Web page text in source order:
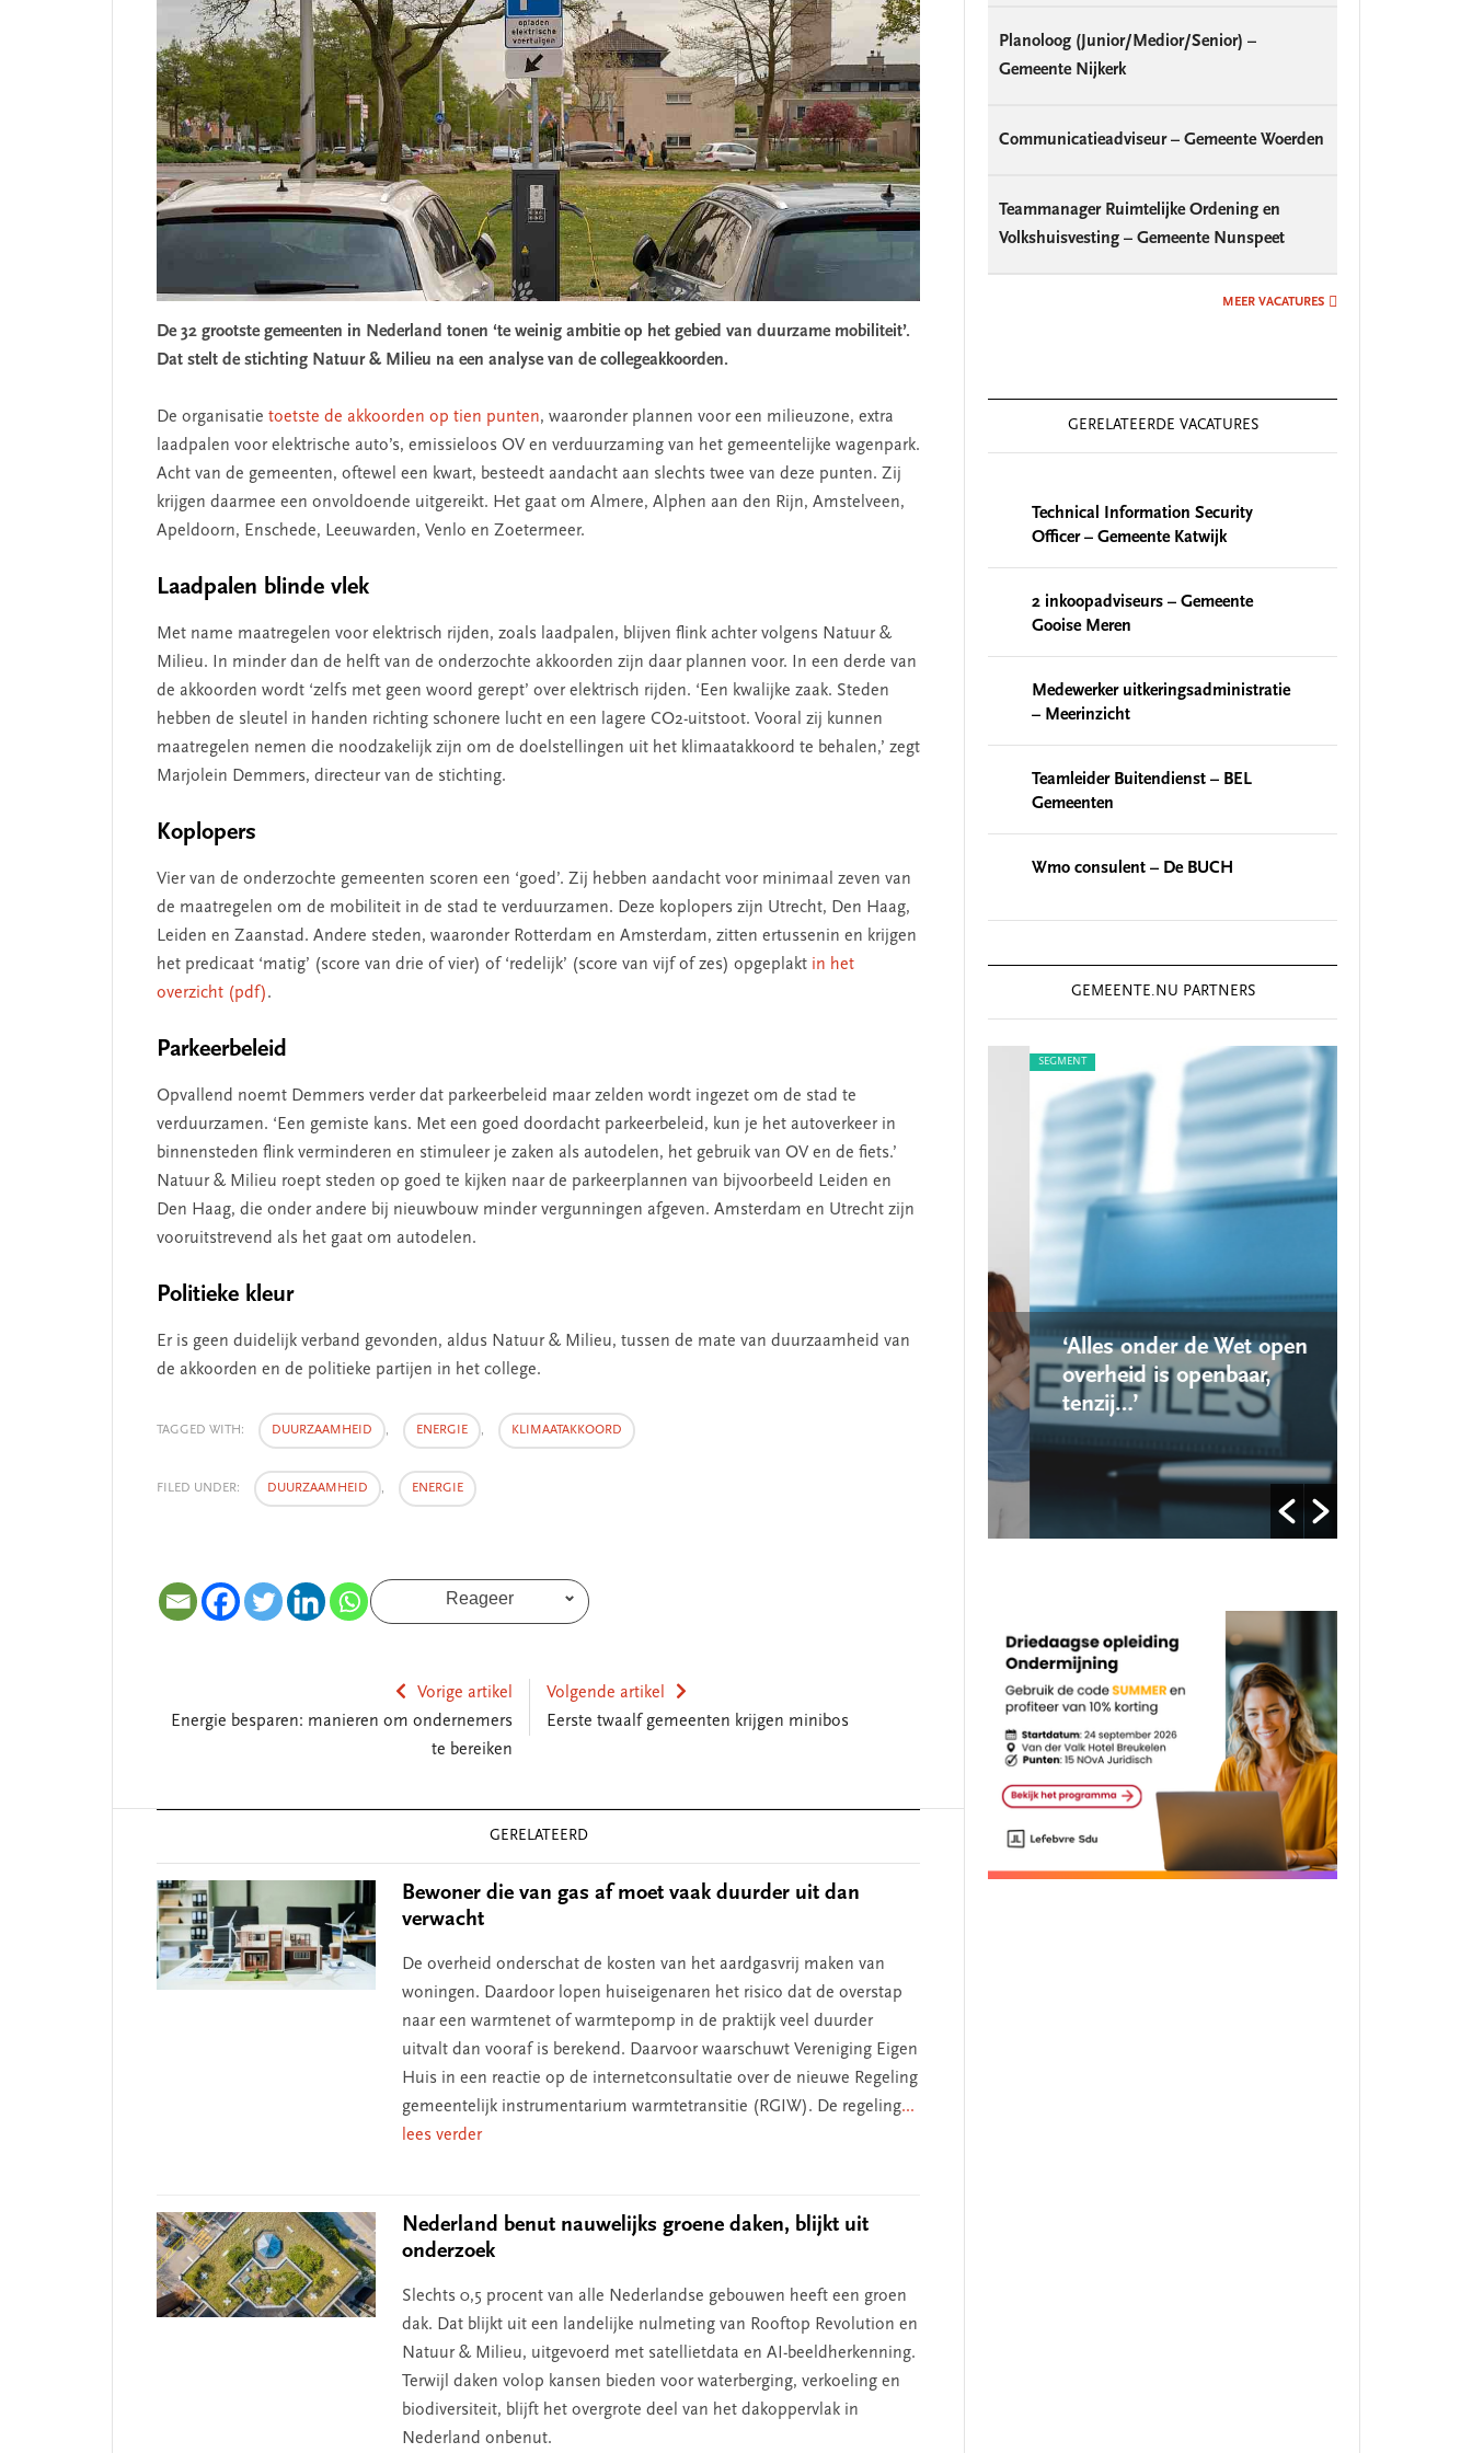
De 32 grootste gemeenten in Nederland tonen ‘te weinig ambitie op het gebied van duurzame mobiliteit’.
Dat stelt de stichting Natuur & Milieu na een analyse van de collegeakkoorden.
De organisatie toetste de akkoorden op tien punten, waaronder plannen voor een milieuzone, extra
laadpalen voor elektrische auto’s, emissieloos OV en verduurzaming van het gemeentelijke wagenpark.
Acht van de gemeenten, oftewel een kwart, besteedt aandacht aan slechts twee van deze punten. Zij
krijgen daarmee een onvoldoende uitgereikt. Het gaat om Almere, Alphen aan den Rijn, Amstelveen,
Apeldoorn, Enschede, Leeuwarden, Venlo en Zoetermeer.
Laadpalen blinde vlek
Met name maatregelen voor elektrisch rijden, zoals laadpalen, blijven flink achter volgens Natuur &
Milieu. In minder dan de helft van de onderzochte akkoorden zijn daar plannen voor. In een derde van
de akkoorden wordt ‘zelfs met geen woord gerept’ over elektrisch rijden. ‘Een kwalijke zaak. Steden
hebben de sleutel in handen richting schonere lucht en een lagere CO2-uitstoot. Vooral zij kunnen
maatregelen nemen die noodzakelijk zijn om de doelstellingen uit het klimaatakkoord te behalen,’ zegt
Marjolein Demmers, directeur van de stichting.
Koplopers
Vier van de onderzochte gemeenten scoren een ‘goed’. Zij hebben aandacht voor minimaal zeven van
de maatregelen om de mobiliteit in de stad te verduurzamen. Deze koplopers zijn Utrecht, Den Haag,
Leiden en Zaanstad. Andere steden, waaronder Rotterdam en Amsterdam, zitten ertussenin en krijgen
het predicaat ‘matig’ (score van drie of vier) of ‘redelijk’ (score van vijf of zes) opgeplakt in het
overzicht (pdf).
Parkeerbeleid
Opvallend noemt Demmers verder dat parkeerbeleid maar zelden wordt ingezet om de stad te
verduurzamen. ‘Een gemiste kans. Met een goed doordacht parkeerbeleid, kun je het autoverkeer in
binnensteden flink verminderen en stimuleer je zaken als autodelen, het gebruik van OV en de fiets.’
Natuur & Milieu roept steden op goed te kijken naar de parkeerplannen van bijvoorbeeld Leiden en
Den Haag, die onder andere bij nieuwbouw minder vergunningen afgeven. Amsterdam en Utrecht zijn
vooruitstrevend als het gaat om autodelen.
Politieke kleur
Er is geen duidelijk verband gevonden, aldus Natuur & Milieu, tussen de mate van duurzaamheid van
de akkoorden en de politieke partijen in het college.
TAGGED WITH: DUURZAAMHEID , ENERGIE , KLIMAATAKKOORD
FILED UNDER: DUURZAAMHEID , ENERGIE
Reageer
Vorige artikel
Energie besparen: manieren om ondernemers
te bereiken
Volgende artikel
Eerste twaalf gemeenten krijgen minibos
GERELATEERD
Bewoner die van gas af moet vaak duurder uit dan
verwacht
De overheid onderschat de kosten van het aardgasvrij maken van
woningen. Daardoor lopen huiseigenaren het risico dat de overstap
naar een warmtenet of warmtepomp in de praktijk veel duurder
uitvalt dan vooraf is berekend. Daarvoor waarschuwt Vereniging Eigen
Huis in een reactie op de internetconsultatie over de nieuwe Regeling
gemeentelijk instrumentarium warmtetransitie (RGIW). De regeling...
lees verder
Nederland benut nauwelijks groene daken, blijkt uit
onderzoek
Slechts 0,5 procent van alle Nederlandse gebouwen heeft een groen
dak. Dat blijkt uit een landelijke nulmeting van Rooftop Revolution en
Natuur & Milieu, uitgevoerd met satellietdata en AI-beeldherkenning.
Terwijl daken volop kansen bieden voor waterberging, verkoeling en
biodiversiteit, blijft het overgrote deel van het dakoppervlak in
Nederland onbenut.
Planoloog (Junior/Medior/Senior) –
Gemeente Nijkerk
Communicatieadviseur – Gemeente Woerden
Teammanager Ruimtelijke Ordening en
Volkshuisvesting – Gemeente Nunspeet
MEER VACATURES
GERELATEERDE VACATURES
Technical Information Security
Officer – Gemeente Katwijk
2 inkoopadviseurs – Gemeente
Gooise Meren
Medewerker uitkeringsadministratie
– Meerinzicht
Teamleider Buitendienst – BEL
Gemeenten
Wmo consulent – De BUCH
GEMEENTE.NU PARTNERS
missie van Segment
‘Persoonlijk leiderschap
begint bij zelfkennis’
‘Met een integrale aanpak
SEGMENT
‘Alles onder de Wet open
overheid is openbaar,
tenzij…’